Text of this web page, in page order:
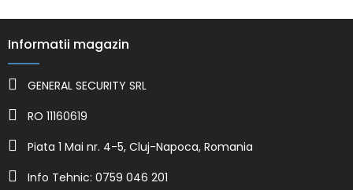
Informatii magazin
GENERAL SECURITY SRL
RO 11160619
Piata 1 Mai nr. 4-5, Cluj-Napoca, Romania
Info Tehnic: 0759 046 201